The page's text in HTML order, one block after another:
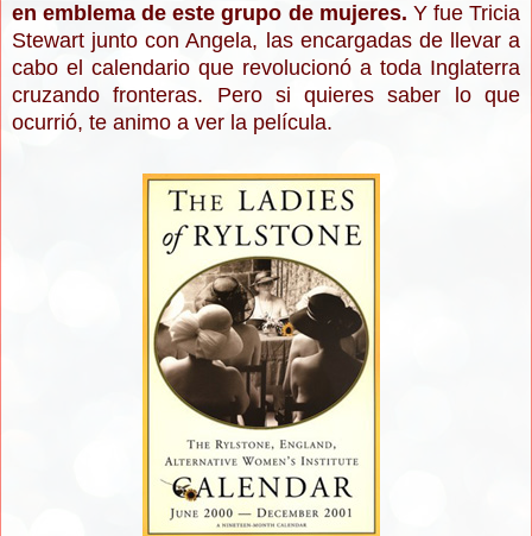
en emblema de este grupo de mujeres. Y fue Tricia
Stewart junto con Angela, las encargadas de llevar a
cabo el calendario que revolucionó a toda Inglaterra
cruzando fronteras. Pero si quieres saber lo que
ocurrió, te animo a ver la película.